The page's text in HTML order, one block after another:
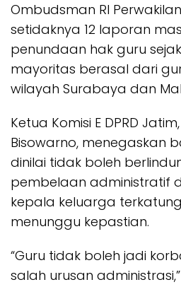
Ombudsman RI
setidaknya 12 laporan
penundaan hak guru sejak
mayoritas berasal dari
wilayah Surabaya dan
Ketua Komisi E DPRD
Bisowarno, menegaskan
dinilai tidak boleh
pembelaan administratif
kepala keluarga
menunggu kepastian.
“Guru tidak boleh jadi
salah urusan